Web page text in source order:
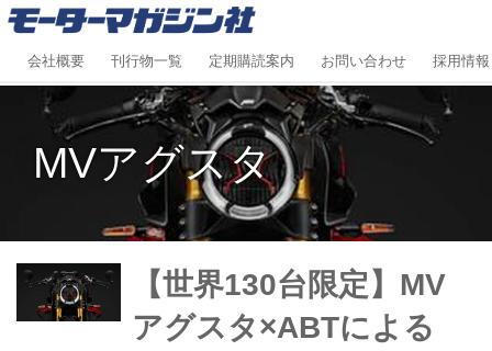
会社概要 刊行物一覧 定期購読案内 お問い合わせ 採用情報
MVアグスタ
【世界130台限定】MV
アグスタ×ABTによる